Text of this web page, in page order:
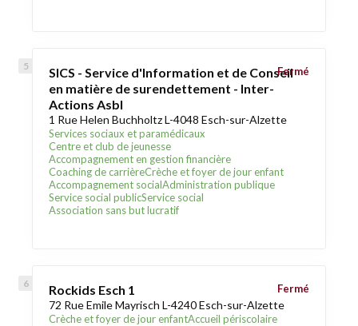
SICS - Service d'Information et de Conseil
en matière de surendettement - Inter-
Actions Asbl
1 Rue Helen Buchholtz L-4048 Esch-sur-Alzette
Services sociaux et paramédicaux
Centre et club de jeunesse
Accompagnement en gestion financière
Coaching de carrièreCrèche et foyer de jour enfant
Accompagnement socialAdministration publique
Service social publicService social
Association sans but lucratif
Fermé
Rockids Esch 1
72 Rue Emile Mayrisch L-4240 Esch-sur-Alzette
Crèche et foyer de jour enfantAccueil périscolaire
Fermé